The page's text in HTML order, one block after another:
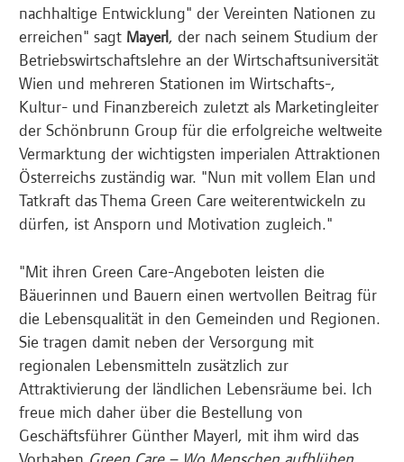
nachhaltige Entwicklung" der Vereinten Nationen zu
erreichen" sagt Mayerl, der nach seinem Studium der
Betriebswirtschaftslehre an der Wirtschaftsuniversität
Wien und mehreren Stationen im Wirtschafts-,
Kultur- und Finanzbereich zuletzt als Marketingleiter
der Schönbrunn Group für die erfolgreiche weltweite
Vermarktung der wichtigsten imperialen Attraktionen
Österreichs zuständig war. "Nun mit vollem Elan und
Tatkraft das Thema Green Care weiterentwickeln zu
dürfen, ist Ansporn und Motivation zugleich."
"Mit ihren Green Care-Angeboten leisten die
Bäuerinnen und Bauern einen wertvollen Beitrag für
die Lebensqualität in den Gemeinden und Regionen.
Sie tragen damit neben der Versorgung mit
regionalen Lebensmitteln zusätzlich zur
Attraktivierung der ländlichen Lebensräume bei. Ich
freue mich daher über die Bestellung von
Geschäftsführer Günther Mayerl, mit ihm wird das